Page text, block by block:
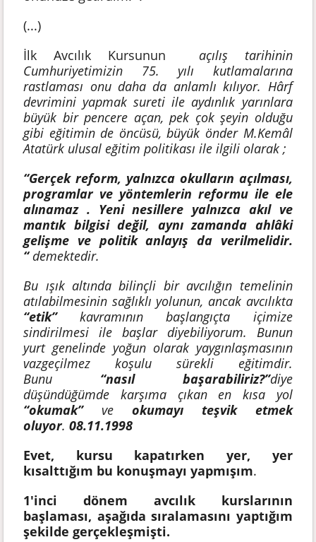
(...)
İlk Avcılık Kursunun
açılış tarihinin
Cumhuriyetimizin 75. yılı kutlamalarına
rastlaması onu daha da anlamlı kılıyor. Hârf
devrimini yapmak sureti ile aydınlık yarınlara
büyük bir pencere açan, pek çok şeyin olduğu
gibi eğitimin de öncüsü, büyük önder M.Kemâl
Atatürk ulusal eğitim politikası ile ilgili olarak ;
“Gerçek reform, yalnızca okulların açılması,
programlar ve yöntemlerin reformu ile ele
alınamaz . Yeni nesillere yalnızca akıl ve
mantık bilgisi değil, aynı zamanda ahlâki
gelişme ve politik anlayış da verilmelidir.
“demektedir.
Bu ışık altında bilinçli bir avcılığın temelinin
atılabilmesinin sağlıklı yolunun, ancak avcılıkta
“etik”kavramının başlangıçta içimize
sindirilmesi ile başlar diyebiliyorum. Bunun
yurt genelinde yoğun olarak yaygınlaşmasının
vazgeçilmez koşulu sürekli eğitimdir.
Bunu “nasıl başarabiliriz?”diye
düşündüğümde karşıma çıkan en kısa yol
“okumak”ve okumayı teşvik etmek
oluyor.08.11.1998
Evet, kursu kapatırken yer, yer
kısalttığım bu konuşmayı yapmışım.
1'inci dönem avcılık kurslarının
başlaması, aşağıda sıralamasını yaptığım
şekilde gerçekleşmişti.